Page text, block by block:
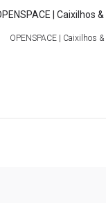
OPENSPACE | Caixilhos